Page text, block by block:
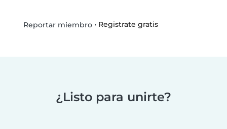
Reportar miembro• Registrate gratis
¿Listo para unirte?